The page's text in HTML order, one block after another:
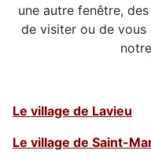
une autre fenêtre,
de visiter ou de vous
Le village de Lavieu
Le village de Saint-